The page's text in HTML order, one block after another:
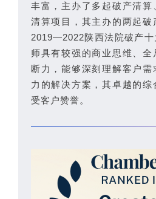
丰富，主办了多起破产清算
清算项目，其主办的两起破
2019—2022陕西法院破产十
师具有较强的商业思维、全
断力，能够深刻理解客户需
力的解决方案，其卓越的综
受客户赞誉。